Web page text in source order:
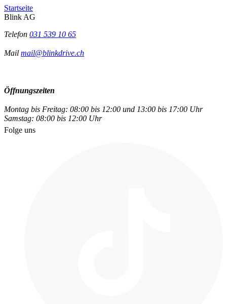
Startseite
Blink AG
Telefon 031 539 10 65
Mail mail@blinkdrive.ch
Öffnungszeiten
Montag bis Freitag: 08:00 bis 12:00 und 13:00 bis 17:00 Uhr
Samstag: 08:00 bis 12:00 Uhr
Folge uns